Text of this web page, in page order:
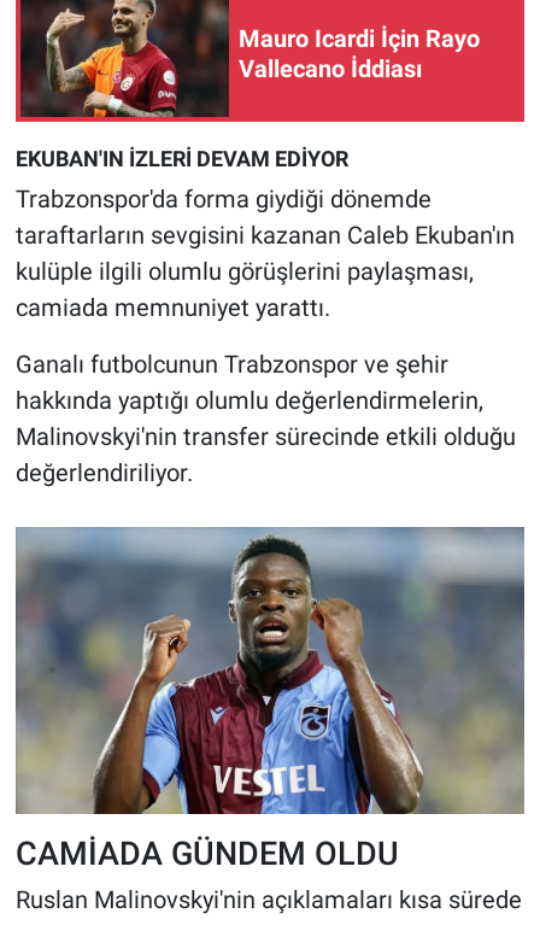
Mauro Icardi İçin Rayo
Vallecano İddiası
EKUBAN'IN İZLERİ DEVAM EDİYOR
Trabzonspor'da forma giydiği dönemde
taraftarların sevgisini kazanan Caleb Ekuban'ın
kulüple ilgili olumlu görüşlerini paylaşması,
camiada memnuniyet yarattı.
Ganalı futbolcunun Trabzonspor ve şehir
hakkında yaptığı olumlu değerlendirmelerin,
Malinovskyi'nin transfer sürecinde etkili olduğu
değerlendiriliyor.
CAMİADA GÜNDEM OLDU
Ruslan Malinovskyi'nin açıklamaları kısa sürede